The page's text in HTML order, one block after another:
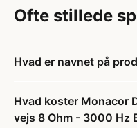
Ofte stillede
Hvad er navnet på
Hvad koster Monacor
vejs 8 Ohm - 3000 Hz